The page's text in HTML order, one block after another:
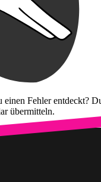
einen Fehler entdeckt?
übermitteln.